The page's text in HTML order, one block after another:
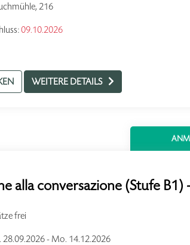
216
09.10.2026
WEITERE DETAILS
alla conversazione (Stufe B1)
frei
28.09.2026 - Mo. 14.12.2026